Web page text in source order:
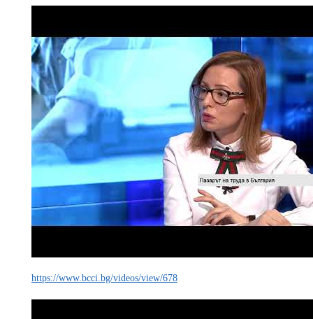
https://www.bcci.bg/videos/view/678